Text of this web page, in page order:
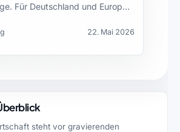
Für Deutschland und Europa
22. Mai 2026
steht vor gravierenden